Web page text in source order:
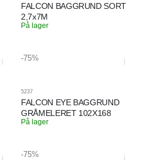
FALCON BAGGRUND SORT
2,7x7M
På lager
-75%
5237
FALCON EYE BAGGRUND
GRÅMELERET 102X168
På lager
-75%